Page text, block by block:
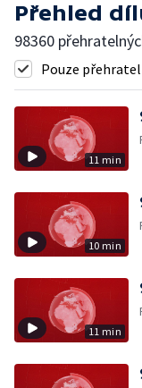
Přehled
98360
Pouze
11 min
10 min
11 min